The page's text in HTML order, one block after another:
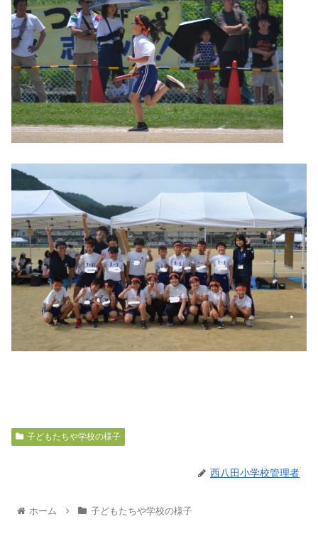
子どもたちや学校の様子
西八田小学校管理者
ホーム 子どもたちや学校の様子